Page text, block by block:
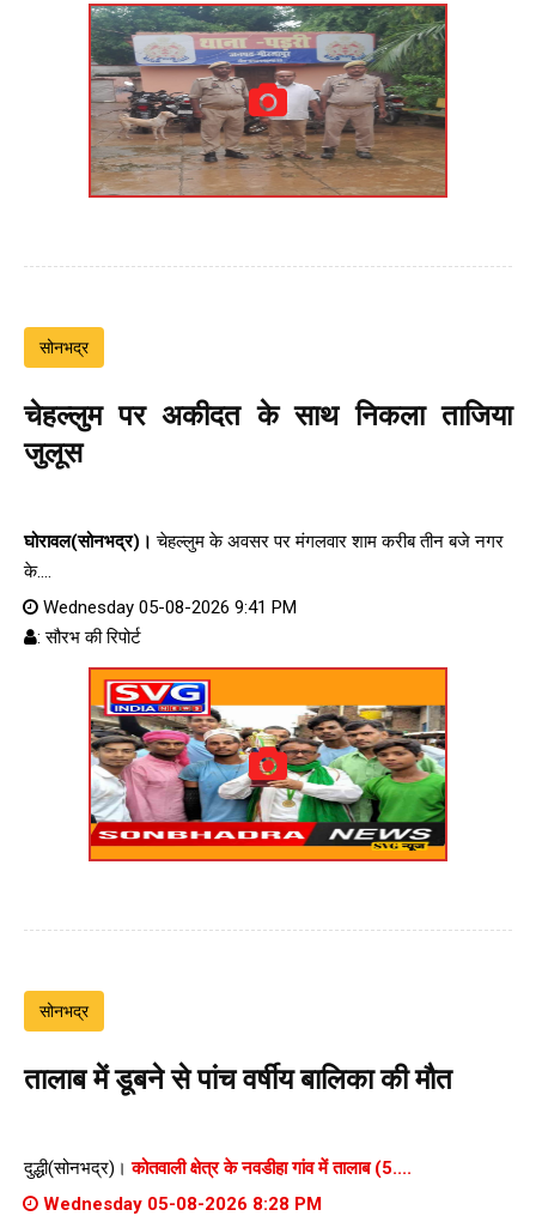
सोनभद्र
चेहल्लुम पर अकीदत के साथ निकला ताजिया
जुलूस
घोरावल(सोनभद्र)। चेहल्लुम के अवसर पर मंगलवार शाम करीब तीन बजे नगर
के....
Wednesday 05-08-2026 9:41 PM
: सौरभ की रिपोर्ट
सोनभद्र
तालाब में डूबने से पांच वर्षीय बालिका की मौत
दुद्धी(सोनभद्र)।कोतवाली क्षेत्र के नवडीहा गांव में तालाब (5....
Wednesday 05-08-2026 8:28 PM